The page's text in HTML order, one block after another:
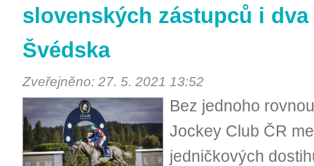
slovenských zástupců i
Švédska
Zveřejněno: 27. 5. 2021 13:52
Bez jednoho
Jockey Club ČR
jedničkových